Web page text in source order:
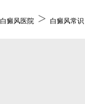
癜风医院 > 白癜风常识